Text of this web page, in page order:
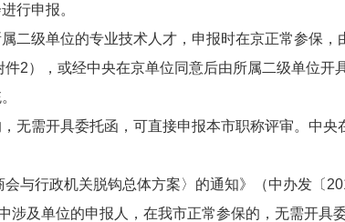
行申报。
二级单位的专业技术人才，申报时在京正常参保，
2），或经中央在京单位同意后由所属二级单位开
无需开具委托函，可直接申报本市职称评审。中央
与行政机关脱钩总体方案〉的通知》（中办发〔
涉及单位的申报人，在我市正常参保的，无需开具